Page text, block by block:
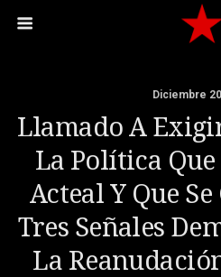
Diciembre
Llamado A
La Política
Acteal Y Que
Tres Señales
La